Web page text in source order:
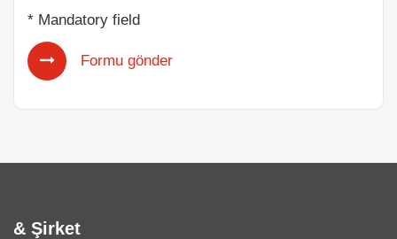
* Mandatory field
Formu gönder
& Şirket